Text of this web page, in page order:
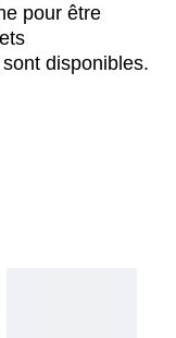
pour être
disponibles.